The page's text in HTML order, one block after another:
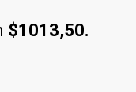
$1013,50.